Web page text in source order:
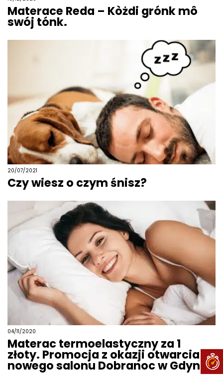
Materace Reda – Kòżdi grónk mô
swój tónk.
20/07/2021
Czy wiesz o czym śnisz?
04/11/2020
Materac termoelastyczny za 1
złoty. Promocja z okazji otwarcia
nowego salonu Dobranoc w Gdyni.